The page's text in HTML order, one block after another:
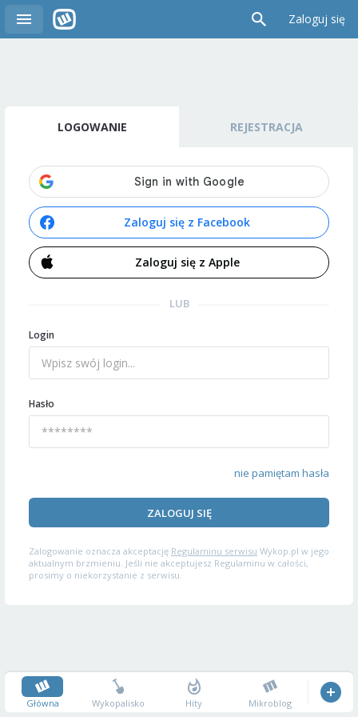
Zaloguj się
LOGOWANIE REJESTRACJA
Zaloguj się z Facebook
Zaloguj się z Apple
LUB
Login
Hasło
nie pamiętam hasła
ZALOGUJ SIĘ
Zalogowanie oznacza akceptację Regulaminu serwisu Wykop.pl w jego
aktualnym brzmieniu. Jeśli nie akceptujesz Regulaminu w całości,
prosimy o niekorzystanie z serwisu.
Główna Wykopalisko Hity Mikroblog